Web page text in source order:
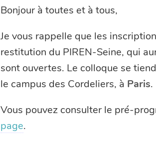
Bonjour à toutes et à tous,
Je vous rappelle que les
restitution du PIREN-Seine, qui
sont ouvertes. Le colloque se
le campus des Cordeliers, à Paris.
Vous pouvez consulter le pré-
page.